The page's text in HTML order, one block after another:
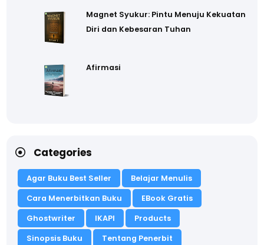
Magnet Syukur: Pintu Menuju Kekuatan
Diri dan Kebesaran Tuhan
Afirmasi
Categories
Agar Buku Best Seller
Belajar Menulis
Cara Menerbitkan Buku
EBook Gratis
Ghostwriter
IKAPI
Products
Sinopsis Buku
Tentang Penerbit